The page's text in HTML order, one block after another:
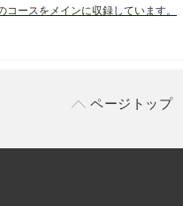
コースをメインに収録しています。
ページトップ